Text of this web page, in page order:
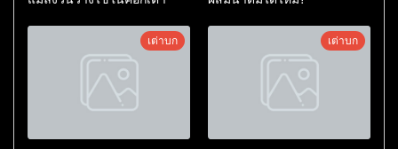
เต่าบก เต่าบก